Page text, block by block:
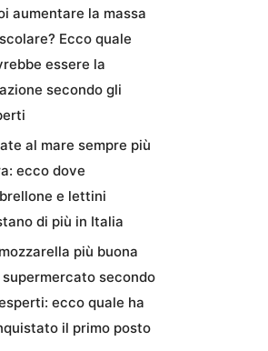
aumentare la massa
Ecco quale
essere la
secondo gli
al mare sempre più
ecco dove
e lettini
di più in Italia
più buona
supermercato secondo
ecco quale ha
il primo posto